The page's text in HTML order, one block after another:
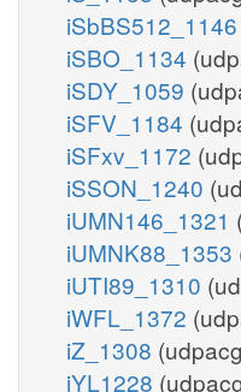
iSbBS512_1146
iSBO_1134
iSDY_1059
iSFV_1184
iSFxv_1172
iSSON_1240
iUMN146_1321
iUMNK88_1353
iUTI89_1310
iWFL_1372
iZ_1308
iYL1228